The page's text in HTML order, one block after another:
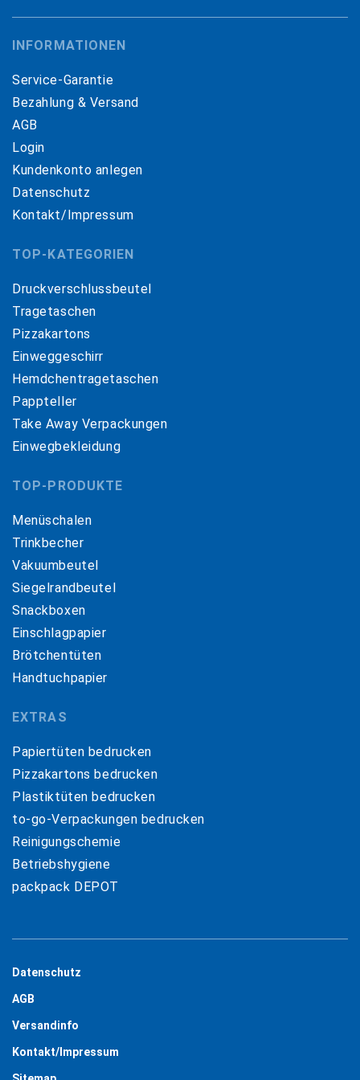
INFORMATIONEN
Service-Garantie
Bezahlung & Versand
AGB
Login
Kundenkonto anlegen
Datenschutz
Kontakt/Impressum
TOP-KATEGORIEN
Druckverschlussbeutel
Tragetaschen
Pizzakartons
Einweggeschirr
Hemdchentragetaschen
Pappteller
Take Away Verpackungen
Einwegbekleidung
TOP-PRODUKTE
Menüschalen
Trinkbecher
Vakuumbeutel
Siegelrandbeutel
Snackboxen
Einschlagpapier
Brötchentüten
Handtuchpapier
EXTRAS
Papiertüten bedrucken
Pizzakartons bedrucken
Plastiktüten bedrucken
to-go-Verpackungen bedrucken
Reinigungschemie
Betriebshygiene
packpack DEPOT
Datenschutz
AGB
Versandinfo
Kontakt/Impressum